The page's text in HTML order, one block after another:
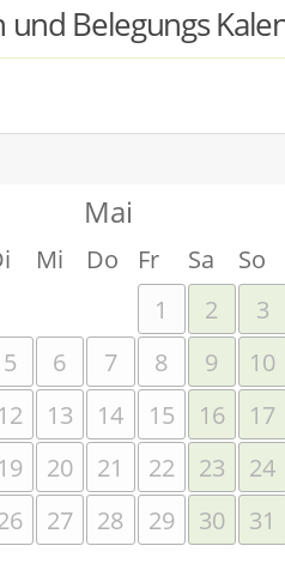
und Belegungs
Mai
Mi Do Fr Sa
So
1
2
3
5 6 7 8 9
10
12 13 14 15 16
17
19 20 21 22 23
24
27 28 29 30 31